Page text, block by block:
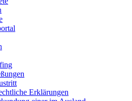
Erklärungen